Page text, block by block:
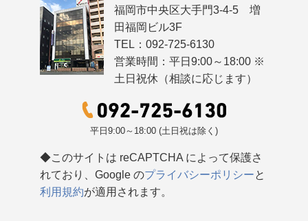
福岡市中央区大手門3-4-5 増
田福岡ビル3F
TEL：092-725-6130
営業時間：平日9:00～18:00 ※
土日祝休（相談に応じます）
平日9:00～18:00 (土日祝は除く)
◆このサイトは reCAPTCHA によって保護さ
れており、Google のプライバシーポリシーと
利用規約が適用されます。